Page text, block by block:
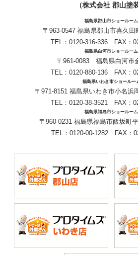
（株式会社 郡山塗
福島県郡山市ショールーム
〒963-0547 福島県郡山市喜久田
TEL： 0120-316-336 FAX：
福島県白河市ショールーム
〒961-0083 福島県白河市
TEL： 0120-880-136 FAX：
福島県いわき市ショールー
〒971-8151 福島県いわき市小名浜
TEL： 0120-38-3521 FAX：
福島県福島市ショールーム
〒960-0231 福島県福島市飯坂町
TEL： 0120-00-1282 FAX：